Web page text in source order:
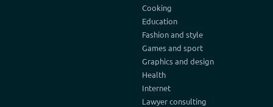
Cooking
Education
Fashion and style
Games and sport
Graphics and design
Health
Internet
Lawyer consulting